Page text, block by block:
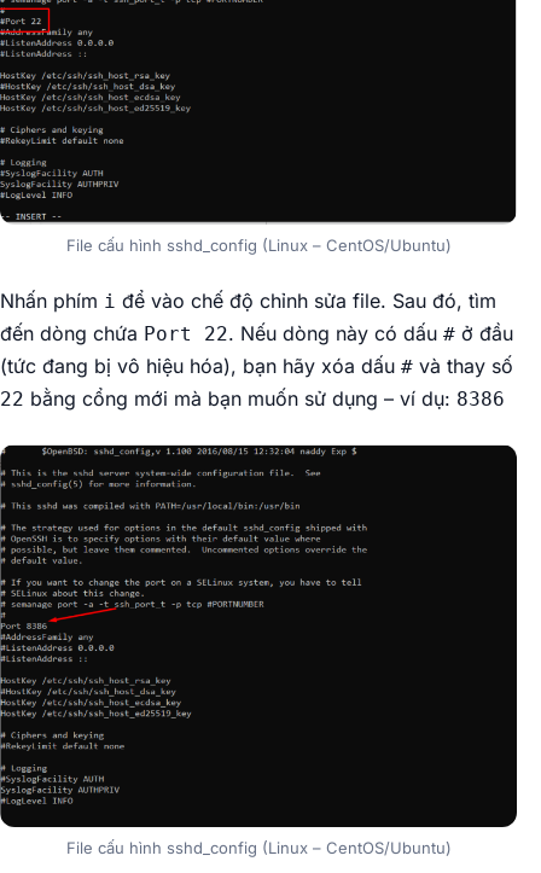
File cấu hình sshd_config (Linux – CentOS/Ubuntu)
Nhấn phím i để vào chế độ chỉnh sửa file. Sau đó, tìm
đến dòng chứa Port 22. Nếu dòng này có dấu # ở đầu
(tức đang bị vô hiệu hóa), bạn hãy xóa dấu # và thay số
22 bằng cổng mới mà bạn muốn sử dụng – ví dụ: 8386
File cấu hình sshd_config (Linux – CentOS/Ubuntu)